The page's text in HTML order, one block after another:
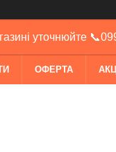
уточнюйте
ОФЕРТА